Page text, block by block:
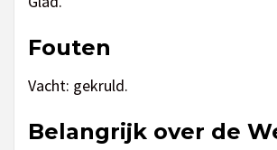
Fouten
Vacht: gekruld.
Belangrijk over de